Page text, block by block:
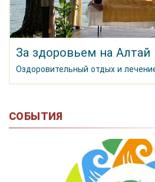
За здоровьем на Алтай
Оздоровительный отдых и
СОБЫТИЯ